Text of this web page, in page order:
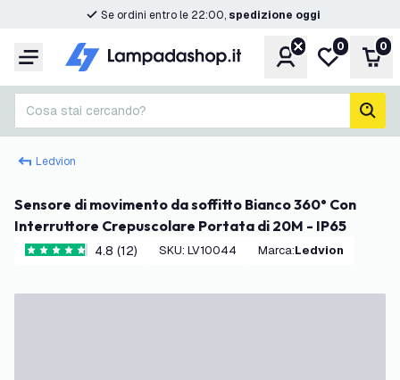
Se ordini entro le 22:00, spedizione oggi
Menu Account
Lista
0 0
Cosa stai cercando?
Ledvion
Sensore di movimento da soffitto Bianco 360° Con
Interruttore Crepuscolare Portata di 20M - IP65
4.8 stelle di valutazione
4.8 (12) SKU: LV10044 Marca: Ledvion